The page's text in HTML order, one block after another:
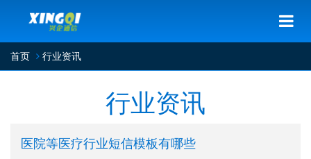
首页 行业资讯
行业资讯
医院等医疗行业短信模板有哪些